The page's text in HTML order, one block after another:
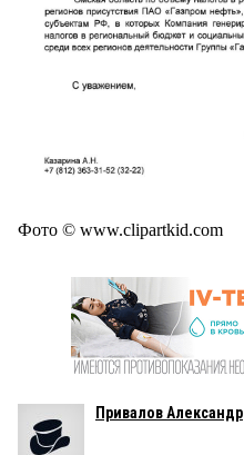
Фото © www.clipartkid.com
Привалов Александр